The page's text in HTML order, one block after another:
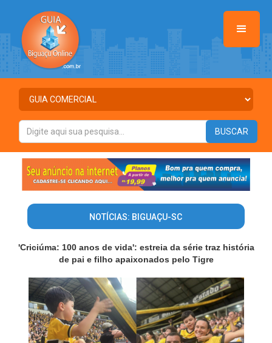
NOTÍCIAS: BIGUAÇU-SC
'Criciúma: 100 anos de vida': estreia da série traz história
de pai e filho apaixonados pelo Tigre